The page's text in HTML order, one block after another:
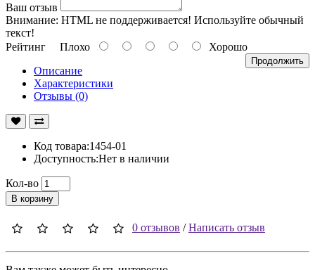
Ваш отзыв
Внимание: HTML не поддерживается! Используйте обычный
текст!
Рейтинг Плохо Хорошо
Продолжить
Описание
Характеристики
Отзывы (0)
Код товара:1454-01
Доступность:Нет в наличии
Кол-во
В корзину
0 отзывов /Написать отзыв